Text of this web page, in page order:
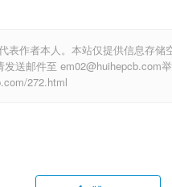
表作者本人。本站仅提供信息存
送邮件至 em02@huihepcb.com
272.html